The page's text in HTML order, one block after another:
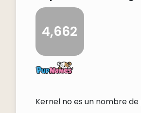
4,662
Kernel no es un nombre